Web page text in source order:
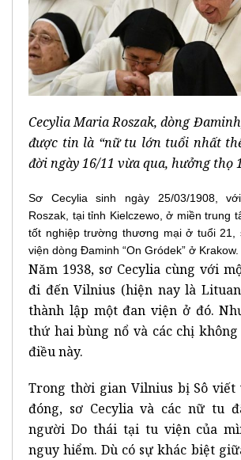
Cecylia Maria Roszak, dòng
được tin là “nữ tu lớn tuổi nhất
đời ngày 16/11 vừa qua, hưởng thọ
Sơ Cecylia sinh ngày 25/03/1908,
Roszak, tại tỉnh Kielczewo, ở miền trung
tốt nghiệp trường thương mại ở tuổi 21,
viện dòng Đaminh “On Gródek” ở Krakow.
Năm 1938, sơ Cecylia cùng với
đi đến Vilnius (hiện nay là
thành lập một đan viện ở đó.
thứ hai bùng nổ và các chị
điều này.
Trong thời gian Vilnius bị Sô viết
đóng, sơ Cecylia và các nữ tu
người Do thái tại tu viện của
nguy hiểm. Dù có sự khác biệt